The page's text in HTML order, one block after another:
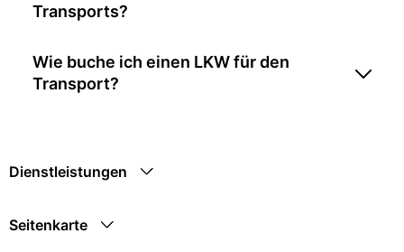
Transports?
Wie buche ich einen LKW für den
Transport?
Dienstleistungen
Seitenkarte